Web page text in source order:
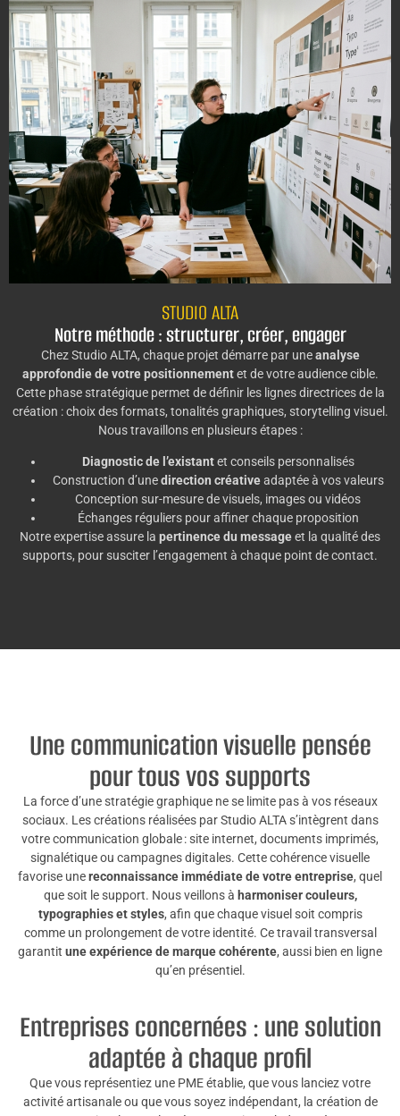
STUDIO ALTA
Notre méthode : structurer, créer, engager
Chez Studio ALTA, chaque projet démarre par uneanalyse
approfondie de votre positionnementet de votre audience cible.
Cette phase stratégique permet de définir les lignes directrices de la
création : choix des formats, tonalités graphiques, storytelling visuel.
Nous travaillons en plusieurs étapes :
Diagnostic de l’existantet conseils personnalisés
Construction d’unedirection créativeadaptée à vos valeurs
Conception sur-mesure de visuels, images ou vidéos
Échanges réguliers pour affiner chaque proposition
Notre expertise assure la pertinence du messageet la qualité des
supports, pour susciter l’engagement à chaque point de contact.
Une communication visuelle pensée
pour tous vos supports
La force d’une stratégie graphique ne se limite pas à vos réseaux
sociaux. Les créations réalisées par Studio ALTA s’intègrent dans
votre communication globale : site internet, documents imprimés,
signalétique ou campagnes digitales. Cette cohérence visuelle
favorise unereconnaissance immédiate de votre entreprise, quel
que soit le support. Nous veillons à harmoniser couleurs,
typographies et styles, afin que chaque visuel soit compris
comme un prolongement de votre identité. Ce travail transversal
garantit une expérience de marque cohérente, aussi bien en ligne
qu’en présentiel.
Entreprises concernées : une solution
adaptée à chaque profil
Que vous représentiez une PME établie, que vous lanciez votre
activité artisanale ou que vous soyez indépendant, la création de